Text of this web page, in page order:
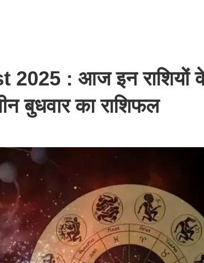
: आज इन राशियों
बुधवार का राशिफल